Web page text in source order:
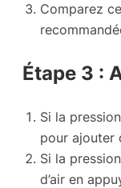
Comparez
Étape 3 :
Si la
pour ajouter
Si la
d’air en